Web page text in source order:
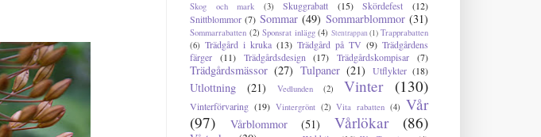
Skog och mark (3) Skuggrabatt (15) Skördefest
(12)
Snittblommor (7) Sommar (49) Sommarblommor (31)
Sommarrabatten (2) Sponsrat inlägg (4) Stentrappan(1) Trapprabatten
(6) Trädgård i kruka (13) Trädgård på TV (9) Trädgårdens
färger
(11) Trädgårdsdesign (17) Trädgårdskompisar (7)
Trädgårdsmässor (27) Tulpaner (21) Utflykter (18)
Utlottning (21) Vedlunden (2) Vinter (130)
Vinterförvaring (19) Vintergrönt (2) Vita rabatten (4) Vår
(97)
Vårblommor (51) Vårlökar (86)